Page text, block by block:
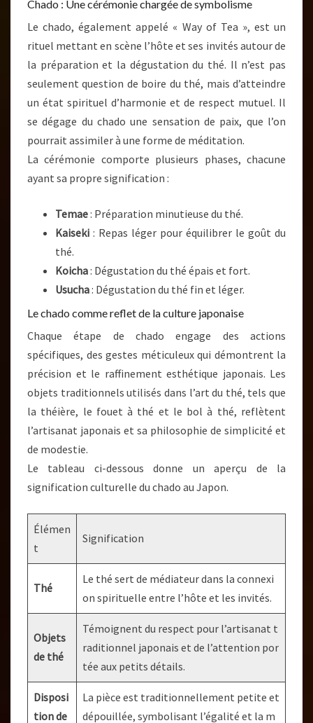
Chado : Une cérémonie chargée de symbolisme
Le chado, également appelé « Way of Tea », est un
rituel mettant en scène l’hôte et ses invités autour de
la préparation et la dégustation du thé. Il n’est pas
seulement question de boire du thé, mais d’atteindre
un état spirituel d’harmonie et de respect mutuel. Il
se dégage du chado une sensation de paix, que l’on
pourrait assimiler à une forme de méditation.
La cérémonie comporte plusieurs phases, chacune
ayant sa propre signification :
Temae: Préparation minutieuse du thé.
Kaiseki : Repas léger pour équilibrer le goût du
thé.
Koicha: Dégustation du thé épais et fort.
Usucha: Dégustation du thé fin et léger.
Le chado comme reflet de la culture japonaise
Chaque étape de chado engage des actions
spécifiques, des gestes méticuleux qui démontrent la
précision et le raffinement esthétique japonais. Les
objets traditionnels utilisés dans l’art du thé, tels que
la théière, le fouet à thé et le bol à thé, reflètent
l’artisanat japonais et sa philosophie de simplicité et
de modestie.
Le tableau ci-dessous donne un aperçu de la
signification culturelle du chado au Japon.
Élémen
t
Signification
Thé
Le thé sert de médiateur dans la connexi
on spirituelle entre l’hôte et les invités.
Objets
de thé
Témoignent du respect pour l’artisanat t
raditionnel japonais et de l’attention por
tée aux petits détails.
Disposi
tion de
La pièce est traditionnellement petite et
dépouillée, symbolisant l’égalité et la m